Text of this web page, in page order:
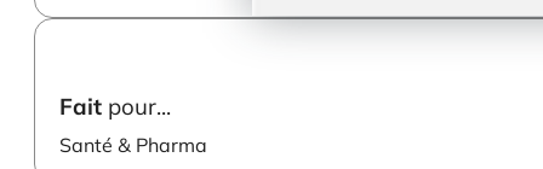
Fait pour...
Santé & Pharma